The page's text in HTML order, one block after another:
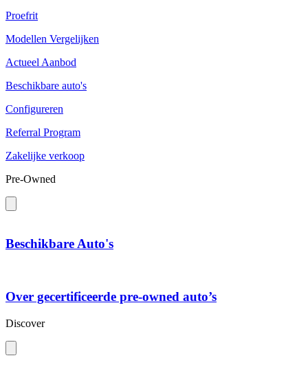
Proefrit
Modellen Vergelijken
Actueel Aanbod
Beschikbare auto's
Configureren
Referral Program
Zakelijke verkoop
Pre-Owned
Beschikbare Auto's
Over gecertificeerde pre-owned auto’s
Discover